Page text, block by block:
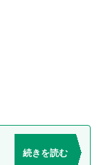
続きを読む